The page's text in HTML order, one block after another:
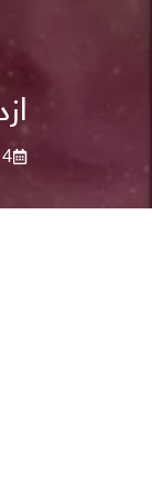
4 يونيو 2019